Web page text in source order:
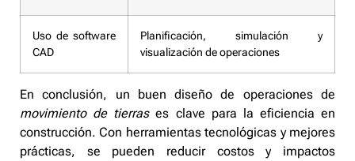
Uso de software
CAD
Planificación, simulación y
visualización de operaciones
En conclusión, un buen diseño de operaciones de
movimiento de tierrases clave para la eficiencia en
construcción. Con herramientas tecnológicas y mejores
prácticas, se pueden reducir costos y impactos